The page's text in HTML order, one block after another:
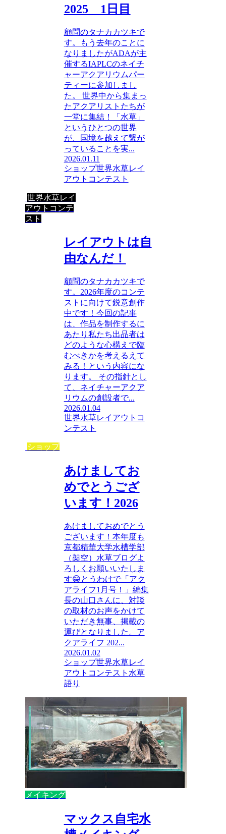
2025 1日目
顧問のタナカカツキで
す。もう去年のことに
なりましたがADAが主
催するIAPLCのネイチ
ャーアクアリウムパー
ティーに参加しまし
た。 世界中から集まっ
たアクアリストたちが
一堂に集結！「水草」
というひとつの世界
が、国境を越えて繋が
っていることを実...
2026.01.11
ショップ世界水草レイ
アウトコンテスト
世界水草レイ
アウトコンテ
スト
レイアウトは自
由なんだ！
顧問のタナカカツキで
す。2026年度のコンテ
ストに向けて鋭意創作
中です！今回の記事
は、作品を制作するに
あたり私たち出品者は
どのような心構えで臨
むべきかを考えるえて
みる！という内容にな
ります。 その指針とし
て、ネイチャーアクア
リウムの創設者で...
2026.01.04
世界水草レイアウトコ
ンテスト
ショップ
あけましてお
めでとうござ
います！2026
あけましておめでとう
ございます！本年度も
京都精華大学水槽学部
（架空）水草ブログよ
ろしくお願いいたしま
す😁とうわけで「アク
アライフ1月号！」編集
長の山口さんに、対談
の取材のお声をかけて
いただき無事、掲載の
運びとなりました。ア
クアライフ 202...
2026.01.02
ショップ世界水草レイ
アウトコンテスト 水草
語り
メイキング
マックス自宅水